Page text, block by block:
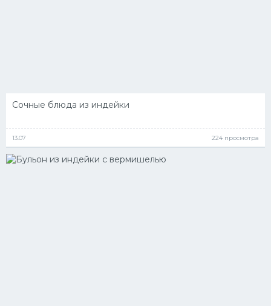
Сочные блюда из индейки
13.07 224 просмотра